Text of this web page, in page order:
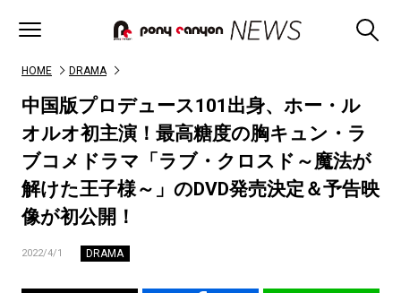
HOME DRAMA
中国版プロデュース101出身、ホー・ル
オルオ初主演！最高糖度の胸キュン・ラ
ブコメドラマ「ラブ・クロスド～魔法が
解けた王子様～」のDVD発売決定＆予告映
像が初公開！
2022/4/1 DRAMA